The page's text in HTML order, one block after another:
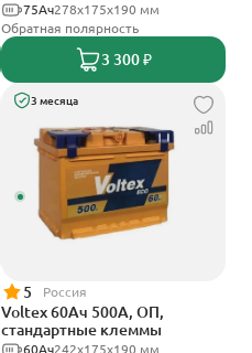
278х175х190 мм
75Ач
Обратная полярность
3 300 ₽
3 месяца
5 Россия
Voltex 60Ач 500А, ОП,
стандартные клеммы
242х175х190 мм
60Ач